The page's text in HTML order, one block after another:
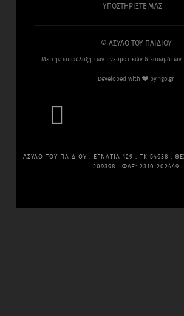
ΥΠΟΣΤΗΡΙΞΤΕ ΜΑΣ
© ΑΣΥΛΟ ΤΟΥ ΠΑΙΔΙΟΥ
Με την επιφύλαξη των πνευματικών
Developed with by 1go.gr

ΑΣΥΛΟ ΤΟΥ ΠΑΙΔΙΟΥ . ΕΓΝΑΤΙΑ 129 . ΤΚ 54638 .
209398 . ΦΑΞ: 2310 202449